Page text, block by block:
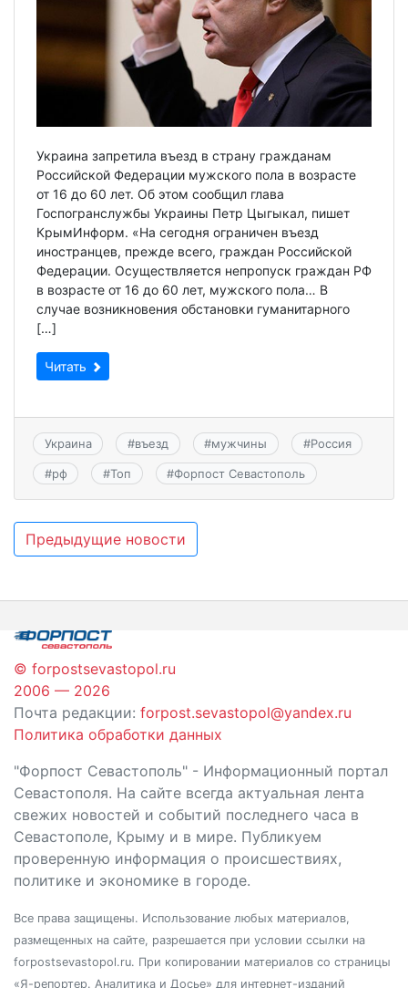
Украина запретила въезд в страну гражданам
Российской Федерации мужского пола в возрасте
от 16 до 60 лет. Об этом сообщил глава
Госпогранслужбы Украины Петр Цыгыкал, пишет
КрымИнформ. «На сегодня ограничен въезд
иностранцев, прежде всего, граждан Российской
Федерации. Осуществляется непропуск граждан РФ
в возрасте от 16 до 60 лет, мужского пола… В
случае возникновения обстановки гуманитарного
[…]
Читать
Украина #въезд #мужчины #Россия
#рф #Топ #Форпост Севастополь
Навигация
записям
Предыдущие новости
© forpostsevastopol.ru
2006 — 2026
Почта редакции: forpost.sevastopol@yandex.ru
Политика обработки данных
"Форпост Севастополь" - Информационный портал
Севастополя. На сайте всегда актуальная лента
свежих новостей и событий последнего часа в
Севастополе, Крыму и в мире. Публикуем
проверенную информация о происшествиях,
политике и экономике в городе.
Все права защищены. Использование любых материалов,
размещенных на сайте, разрешается при условии ссылки на
forpostsevastopol.ru. При копировании материалов со страницы
«Я-репортер. Аналитика и Досье» для интернет-изданий